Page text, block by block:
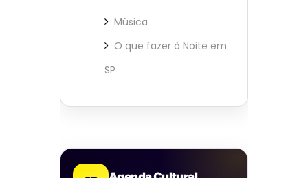
Música
O que fazer à Noite em
SP